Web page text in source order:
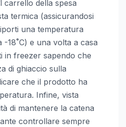
carrello della spesa
termica (assicurandosi
una temperatura
18˚C) e una volta a casa
in freezer sapendo che
di ghiaccio sulla
che il prodotto ha
Infine, vista
di mantenere la catena
controllare sempre